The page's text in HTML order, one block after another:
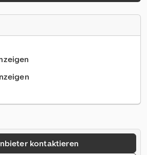
kontaktieren